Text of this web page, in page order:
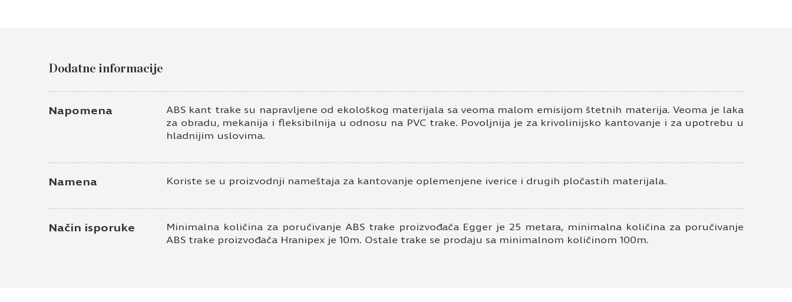
Dodatne informacije
Napomena
ABS kant trake su napravljene od ekološkog materijala sa veoma malom emisijom štetnih materija. Veoma je laka
za obradu, mekanija i fleksibilnija u odnosu na PVC trake. Povoljnija je za krivolinijsko kantovanje i za upotrebu u
hladnijim uslovima.
Namena Koriste se u proizvodnji nameštaja za kantovanje oplemenjene iverice i drugih pločastih materijala.
Način isporuke
Minimalna količina za poručivanje ABS trake proizvođača Egger je 25 metara, minimalna količina za poručivanje
ABS trake proizvođača Hranipex je 10m. Ostale trake se prodaju sa minimalnom količinom 100m.